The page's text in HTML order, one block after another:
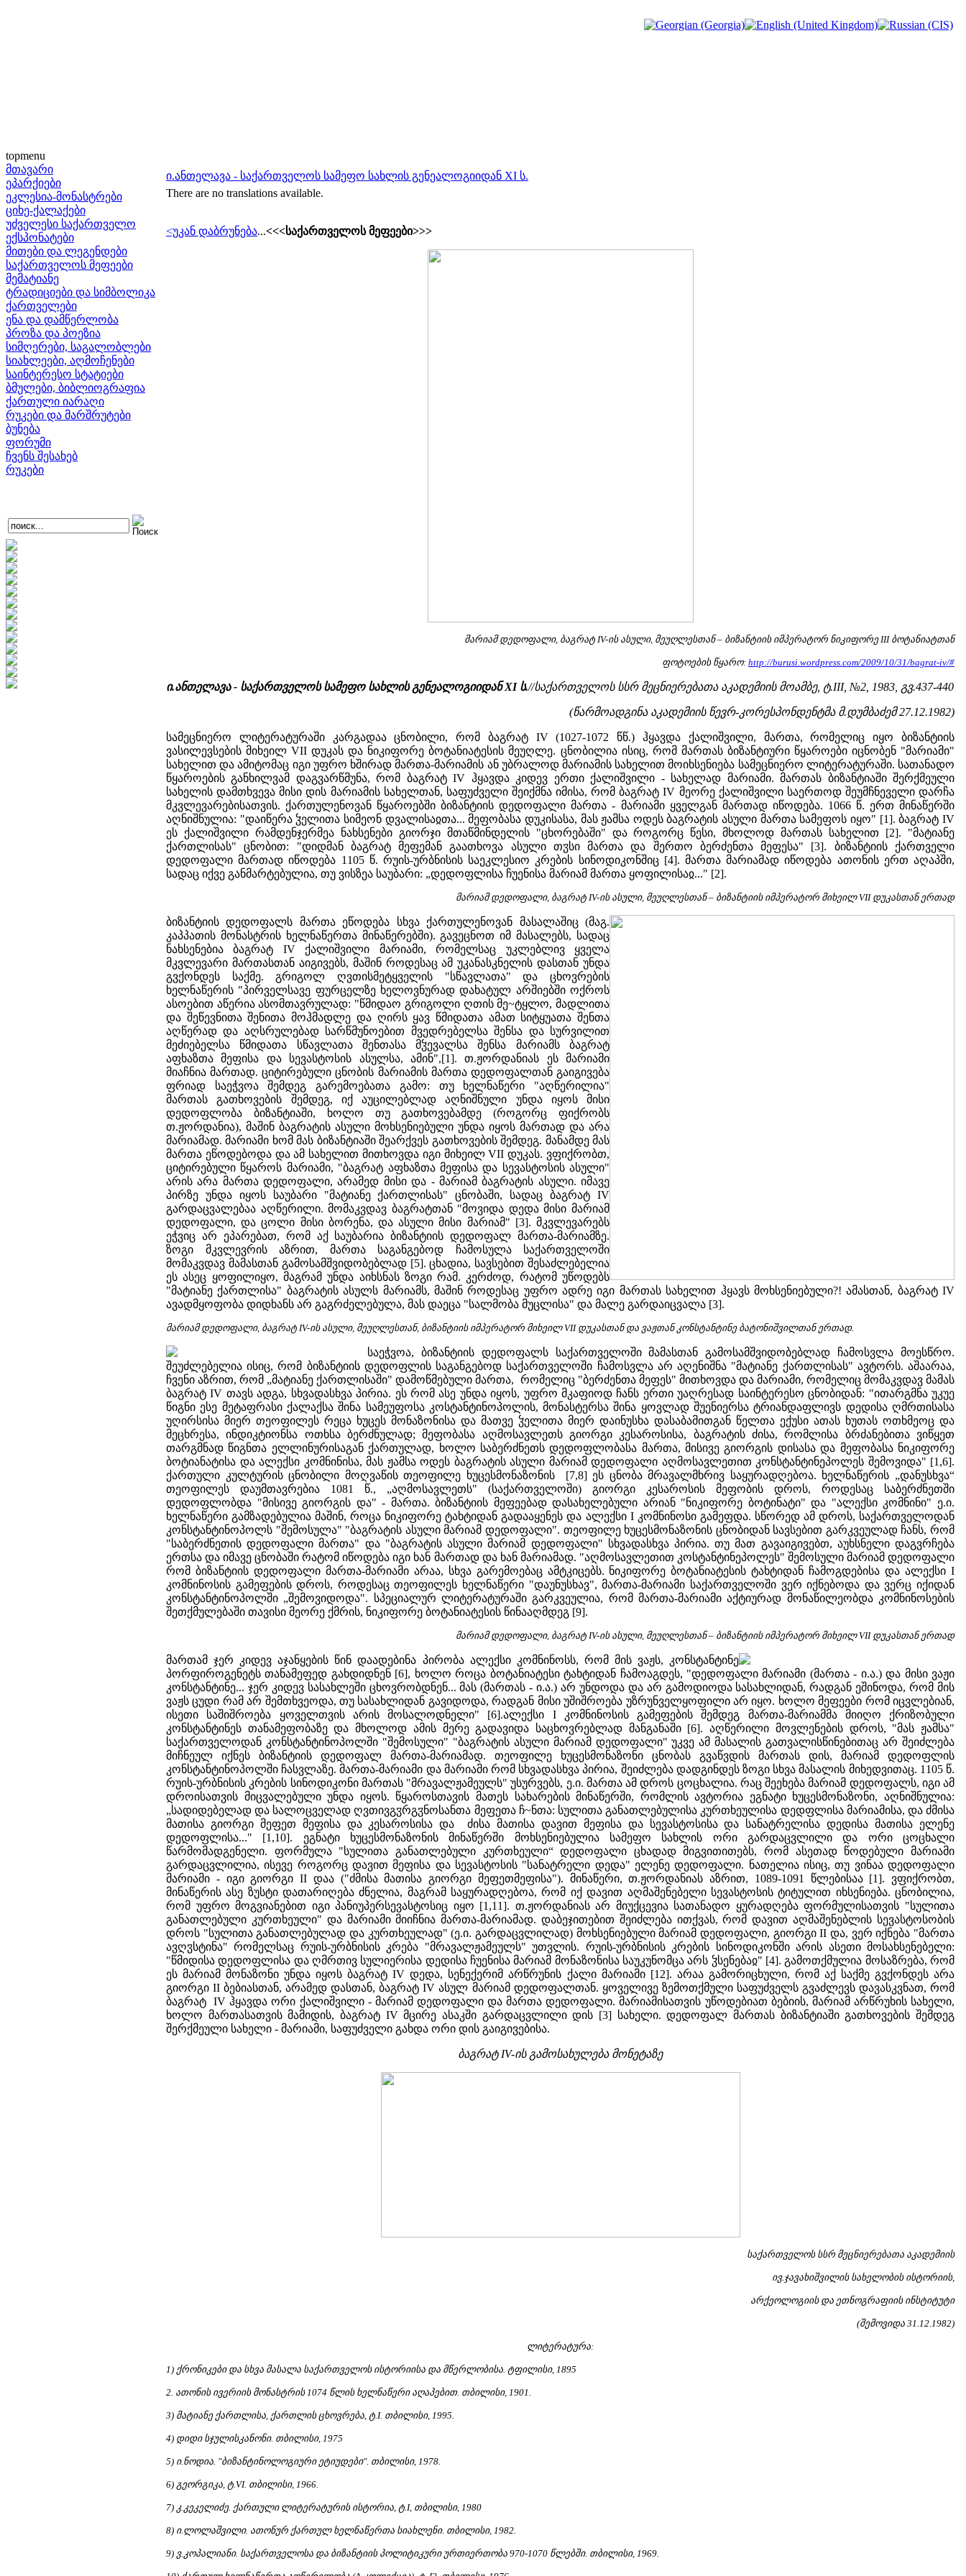
topmenu
მთავარი
ეპარქიები
ეკლესია-მონასტრები
ციხე-ქალაქები
უძველესი საქართველო
ექსპონატები
მითები და ლეგენდები
საქართველოს მეფეები
მემატიანე
ტრადიციები და სიმბოლიკა
ქართველები
ენა და დამწერლობა
პროზა და პოეზია
სიმღერები, საგალობლები
სიახლეები, აღმოჩენები
საინტერესო სტატიები
ბმულები, ბიბლიოგრაფია
ქართული იარაღი
რუკები და მარშრუტები
ბუნება
ფორუმი
ჩვენს შესახებ
რუკები
ი.ანთელავა - საქართველოს სამეფო სახლის გენეალოგიიდან XI ს.
There are no translations available.
<უკან დაბრუნება...<<<საქართველოს მეფეები>>>
მარიამ დედოფალი, ბაგრატ IV-ის ასული, მეუღლესთან – ბიზანტიის იმპერატორ ნიკიფორე III ბოტანიატთან
ფოტოების წყარო: http://burusi.wordpress.com/2009/10/31/bagrat-iv/#
ი.ანთელავა - საქართველოს სამეფო სახლის გენეალოგიიდან XI ს.//საქართველოს სსრ მეცნიერებათა აკადემიის მოამბე, ტ.III, №2, 1983, გვ.437-440
(წარმოადგინა აკადემიის წევრ-კორესპონდენტმა მ.დუმბაძემ 27.12.1982)
სამეცნიერო ლიტერატურაში კარგადაა ცნობილი, რომ ბაგრატ IV (1027-1072 წწ.) ჰყავდა ქალიშვილი, მართა, რომელიც იყო ბიზანტიის
ვასილევსების მიხეილ VII დუკას და ნიკიფორე ბოტანიატესის მეუღლე. ცნობილია ისიც, რომ მართას ბიზანტიური წყაროები იცნობენ "მარიამი"
სახელით და ამიტომაც იგი უფრო ხშირად მართა-მარიამის ან უბრალოდ მარიამის სახელით მოიხსენიება სამეცნიერო ლიტერატურაში. სათანადო
წყაროების განხილვამ დაგვარწმუნა, რომ ბაგრატ IV ჰყავდა კიდევ ერთი ქალიშვილი - სახელად მარიამი. მართას ბიზანტიაში შერქმეული
სახელის დამთხვევა მისი დის მარიამის სახელთან, საფუძველი შეიქმნა იმისა, რომ ბაგრატ IV მეორე ქალიშვილი საერთოდ შეუმჩნეველი დარჩა
მკვლევარებისათვის. ქართულენოვან წყაროებში ბიზანტიის დედოფალი მართა - მარიამი ყველგან მართად იწოდება. 1066 წ. ერთ მინაწერში
აღნიშნულია: "დაიწერა ჴელითა სიმეონ დვალისაჲთა... მეფობასა დუკისასა, მას ჟამსა ოდეს ბაგრატის ასული მართა სამეფოს იყო" [1]. ბაგრატ IV
ეს ქალიშვილი რამდენჯერმეა ნახსენები გიორჯი მთაწმინდელის "ცხორებაში" და როგორც წესი, მხოლოდ მართას სახელით [2]. "მატიანე
ქართლისას" ცნობით: "დიდმან ბაგრატ მეფემან გაათხოვა ასული თჳსი მართა და შერთო ბერძენთა მეფესა" [3]. ბიზანტიის ქართველი
დედოფალი მართად იწოდება 1105 წ. რუის-ურბნისის საეკლესიო კრების სინოდიკონშიც [4]. მართა მარიამად იწოდება ათონის ერთ აღაპში,
სადაც იქვე განმარტებულია, თუ ვისზეა საუბარი: „დედოფლისა ჩუენისა მარიამ მართა ყოფილისაჲ..." [2].
მარიამ დედოფალი, ბაგრატ IV-ის ასული, მეუღლესთან – ბიზანტიის იმპერატორ მიხეილ VII დუკასთან ერთად
ბიზანტიის დედოფალს მართა ეწოდება სხვა ქართულენოვან მასალაშიც (მაგ.
კაპპათის მონასტრის ხელნაწერთა მინაწერებში). გავეცნოთ იმ მასალებს, სადაც
ნახსენებია ბაგრატ IV ქალიშვილი მარიამი, რომელსაც უკლებლივ ყველა
მკვლევარი მართასთან აიგივებს, მაშინ როდესაც ამ უკანასკნელის დასთან უნდა
გვქონდეს საქმე. გრიგოლ ღვთისმეტყველის "სწავლათა" და ცხოვრების
ხელნაწერის "პირველსავე ფურცელზე ხელოვნურად დახატულ არშიებში ოქროს
ასოებით აწერია ასომთავრულად: "წმიდაო გრიგოლი ღთის მე~ტყლო, მადლითა
და შეწევნითა შენითა მოჰმადლე და ღირს ყავ წმიდათა ამათ სიტყუათა შენთა
აღწერად და აღსრულებად სარწმუნოებით მვედრებელსა შენსა და სურვილით
მეძიებელსა წმიდათა სწავლათა შენთასა მჴევალსა შენსა მარიამს ბაგრატ
აფხაზთა მეფისა და სევასტოსის ასულსა, ამინ",[1]. თ.ჟორდანიას ეს მარიამი
მიაჩნია მართად. ციტირებული ცნობის მარიამის მართა დედოფალთან გაიგივება
ფრიად საეჭვოა შემდეგ გარემოებათა გამო: თუ ხელნაწერი "აღწერილია"
მართას გათხოვების შემდეგ, იქ აუცილებლად აღნიშნული უნდა იყოს მისი
დედოფლობა ბიზანტიაში, ხოლო თუ გათხოვებამდე (როგორც ფიქრობს
თ.ჟორდანია), მაშინ ბაგრატის ასული მოხსენიებული უნდა იყოს მართად და არა
მარიამად. მარიამი ხომ მას ბიზანტიაში შეარქვეს გათხოვების შემდეგ. მანამდე მას
მართა ეწოდებოდა და ამ სახელით მითხოვდა იგი მიხეილ VII დუკას. ვფიქრობთ,
ციტირებული წყაროს მარიამი, "ბაგრატ აფხაზთა მეფისა და სევასტოსის ასული"
არის არა მართა დედოფალი, არამედ მისი და - მარიამ ბაგრატის ასული. იმავე
პირზე უნდა იყოს საუბარი "მატიანე ქართლისას" ცნობაში, სადაც ბაგრატ IV
გარდაცვალებაა აღწერილი. მომაკვდავ ბაგრატთან "მოვიდა დედა მისი მარიამ
დედოფალი, და ცოლი მისი ბორენა, და ასული მისი მარიამ" [3]. მკვლევარებს
ეჭვიც არ ეპარებათ, რომ აქ საუბარია ბიზანტიის დედოფალ მართა-მარიამზე.
ზოგი მკვლევრის აზრით, მართა საგანგებოდ ჩამოსულა საქართველოში
მომაკვდავ მამასთან გამოსამშვიდობებლად [5]. ცხადია, სავსებით შესაძლებელია
ეს ასეც ყოფილიყო, მაგრამ უნდა აიხსნას ზოგი რამ. კერძოდ, რატომ უწოდებს
"მატიანე ქართლისა" ბაგრატის ასულს მარიამს, მაშინ როდესაც უფრო ადრე იგი მართას სახელით ჰყავს მოხსენიებული?! ამასთან, ბაგრატ IV
ავადმყოფობა დიდხანს არ გაგრძელებულა, მას დაეცა "სალმობა მუცლისა" და მალე გარდაიცვალა [3].
მარიამ დედოფალი, ბაგრატ IV-ის ასული, მეუღლესთან, ბიზანტიის იმპერატორ მიხეილ VII დუკასთან და ვაჟთან კონსტანტინე ბატონიშვილთან ერთად.
საეჭვოა, ბიზანტიის დედოფალს საქართველოში მამასთან გამოსამშვიდობებლად ჩამოსვლა მოესწრო.
შეუძლებელია ისიც, რომ ბიზანტიის დედოფლის საგანგებოდ საქართველოში ჩამოსვლა არ აღენიშნა "მატიანე ქართლისას" ავტორს. აშაარაა,
ჩვენი აზრით, რომ „მატიანე ქართლისაში" დამოწმებული მართა, რომელიც "ბერძენთა მეფეს" მითხოვდა და მარიამი, რომელიც მომაკვდავ მამას
ბაგრატ IV თავს ადგა, სხვადასხვა პირია. ეს რომ ასე უნდა იყოს, უფრო მკაფიოდ ჩანს ერთი უაღრესად საინტერესო ცნობიდან: "ითარგმნა უკუე
წიგნი ესე მეტაფრასი ქალაქსა შინა სამეუფოსა კოსტანტინოპოლის, მონასტერსა შინა ყოვლად შუენიერსა ტრიანდაფლივს დედისა ღმრთისასა
უღირსისა მიერ თეოფილეს რეცა ხუცეს მონაზონისა და მათვე ჴელითა მიერ დაინუსხა დასაბამითგან წელთა ექუსი ათას ხუთას ოთხმეოც და
მეცხრესა, ინდიკტიონსა ოთხსა ბერძნულად; მეფობასა აღმოსავლეთს გიორგი კესაროსისა, ბაგრატის ძისა, რომლისა ბრძანებითა ვიწყეთ
თარგმნად წიგნთა ელლინურისაგან ქართულად, ხოლო საბერძნეთს დედოფლობასა მართა, მისივე გიორგის დისასა და მეფობასა ნიკიფორე
ბოტიანატისა და ალექსი კომნინისა, მას ჟამსა ოდეს ბაგრატის ასული მარიამ დედოფალი აღმოსავლეთით კონსტანტინეპოლეს შემოვიდა" [1,6].
ქართული კულტურის ცნობილი მოღვაწის თეოფილე ხუცესმონაზონის [7,8] ეს ცნობა მრავალმხრივ საყურადღებოა. ხელნაწერის „დანუსხვა“
თეოფილეს დაუმთავრებია 1081 წ., „აღმოსავლეთს" (საქართველოში) გიორგი კესაროსის მეფობის დროს, როდესაც საბერძნეთში
დედოფლობდა "მისივე გიორგის და" - მართა. ბიზანტიის მეფეებად დასახელებული არიან "ნიკიფორე ბოტინატი" და "ალექსი კომნინი" ე.ი.
ხელნაწერი გამზადებულია მაშინ, როცა ნიკიფორე ტახტიდან გადააყენეს და ალექსი I კომნინოსი გამეფდა. სწორედ ამ დროს, საქართველოდან
კონსტანტინოპოლს "შემოსულა" "ბაგრატის ასული მარიამ დედოფალი". თეოფილე ხუცესმონაზონის ცნობიდან სავსებით გარკვეულად ჩანს, რომ
"საბერძნეთის დედოფალი მართა" და "ბაგრატის ასული მარიამ დედოფალი" სხვადასხვა პირია. თუ მათ გავაიგივებთ, აუხსნელი დაგვრჩება
ერთსა და იმავე ცნობაში რატომ იწოდება იგი ხან მართად და ხან მარიამად. "აღმოსავლეთით კოსტანტინეპოლეს" შემოსული მარიამ დედოფალი
რომ ბიზანტიის დედოფალი მართა-მარიამი არაა, სხვა გარემოებაც ამტკიცებს. ნიკიფორე ბოტანიატესის ტახტიდან ჩამოგდებისა და ალექსი I
კომნინოსის გამეფების დროს, როდესაც თეოფილეს ხელნაწერი "დაუნუსხავ", მართა-მარიამი საქართველოში ვერ იქნებოდა და ვერც იქიდან
კონსტანტინოპოლში „შემოვიდოდა". სპეციალურ ლიტერატურაში გარკვეულია, რომ მართა-მარიამი აქტიურად მონაწილეობდა კომნინოსების
შეთქმულებაში თავისი მეორე ქმრის, ნიკიფორე ბოტანიატესის წინააღმდეგ [9].
მარიამ დედოფალი, ბაგრატ IV-ის ასული, მეუღლესთან – ბიზანტიის იმპერატორ მიხეილ VII დუკასთან ერთად
მართამ ჯერ კიდევ აჯანყების წინ დაადებინა პირობა ალექსი კომნინოსს, რომ მის ვაჟს, კონსტანტინე
პორფიროგენეტს თანამეფედ გახდიდნენ [6], ხოლო როცა ბოტანიატესი ტახტიდან ჩამოაგდეს, "დედოფალი მარიამი (მართა - ი.ა.) და მისი ვაჟი
კონსტანტინე... ჯერ კიდევ სასახლეში ცხოვრობდნენ... მას (მართას - ი.ა.) არ უნდოდა და არ გამოდიოდა სასახლიდან, რადგან ეშინოდა, რომ მის
ვაჟს ცუდი რამ არ შემთხვეოდა, თუ სასახლიდან გავიდოდა, რადგან მისი უშიშროება უზრუნველყოფილი არ იყო. ხოლო მეფეები რომ იცვლებიან,
ისეთი საშიშროება ყოველთვის არის მოსალოდნელი" [6].ალექსი I კომნინოსის გამეფების შემდეგ მართა-მარიამმა მიიღო ქრიზობული
კონსტანტინეს თანამეფობაზე და მხოლოდ ამის მერე გადავიდა საცხოვრებლად მანგანაში [6]. აღწერილი მოვლენების დროს, "მას ჟამსა"
საქართველოდან კონსტანტინოპოლში "შემოსული" "ბაგრატის ასული მარიამ დედოფალი" უკვე ამ მასალის გათვალისწინებითაც არ შეიძლება
მიჩნეულ იქნეს ბიზანტიის დედოფალ მართა-მარიამად. თეოფილე ხუცესმონაზონი ცნობას გვაწვდის მართას დის, მარიამ დედოფლის
კონსტანტინოპოლში ჩასვლაზე. მართა-მარიამი და მარიამი რომ სხვადასხვა პირია, შეიძლება დადგინდეს ზოგი სხვა მასალის მიხედვითაც. 1105 წ.
რუის-ურბნისის კრების სინოდიკონი მართას "მრავალჟამეულს" უსურვებს, ე.ი. მართა ამ დროს ცოცხალია. რაც შეეხება მარიამ დედოფალს, იგი ამ
დროისათვის მიცვალებული უნდა იყოს. წყაროსთავის მათეს სახარების მინაწერში, რომლის ავტორია ეგნატი ხუცესმონაზონი, აღნიშნულია:
„სადიდებელად და სალოცველად ღვთივგჳრგჳნოსანთა მეფეთა ჩ~ნთა: სულითა განათლებულისა კურთხეულისა დედფლისა მარიამისა, და ძმისა
მათისა გიორგი მეფეთ მეფისა და კესაროსისა და ძისა მათისა დავით მეფისა და სევასტოსისა და სანატრელისა დედისა მათისა ელენე
დედოფლისა..." [1,10]. ეგნატი ხუცესმონაზონის მინაწერში მოხსენიებულია სამეფო სახლის ორი გარდაცვლილი და ორი ცოცხალი
წარმომადგენელი. ფორმულა "სულითა განათლებული კურთხეული“ დედოფალი ცხადად მიგვითითებს, რომ ასეთად წოდებული მარიამი
გარდაცვლილია, ისევე როგორც დავით მეფისა და სევასტოსის "სანატრელი დედა" ელენე დედოფალი. ნათელია ისიც, თუ ვინაა დედოფალი
მარიამი - იგი გიორგი II დაა ("ძმისა მათისა გიორგი მეფეთმეფისა"). მინაწერი, თ.ჟორდანიას აზრით, 1089-1091 წლებისაა [1]. ვფიქრობთ,
მინაწერის ასე ზუსტი დათარიღება ძნელია, მაგრამ საყურადღებოა, რომ იქ დავით აღმაშენებელი სევასტოსის ტიტულით იხსენიება. ცნობილია,
რომ უფრო მოგვიანებით იგი პანიუპერსევასტოსიც იყო [1,11]. თ.ჟორდანიას არ მიუქცევია სათანადო ყურადღება ფორმულისათვის "სულითა
განათლებული კურთხეული" და მარიამი მიიჩნია მართა-მარიამად. დაბეჯითებით შეიძლება ითქვას, რომ დავით აღმაშენებლის სევასტოსობის
დროს "სულითა განათლებულად და კურთხეულად" (ე.ი. გარდაცვლილად) მოხსენიებული მარიამ დედოფალი, გიორგი II და, ვერ იქნება "მართა
ავღჳსტინა" რომელსაც რუის-ურბნისის კრება "მრავალჟამეულს" უთვლის. რუის-ურბნისის კრების სინოდიკონში არის ასეთი მოსახსენებელი:
"წმიდისა დედოფლისა და ღმრთივ სულიერისა დედისა ჩუენისა მარიამ მონაზონისა საუკუნომცა არს ჴსენებაჲ" [4]. გამოთქმულია მოსაზრება, რომ
ეს მარიამ მონაზონი უნდა იყოს ბაგრატ IV დედა, სენექერიმ არწრუნის ქალი მარიამი [12]. არაა გამორიცხული, რომ აქ საქმე გვქონდეს არა
გიორგი II ბებიასთან, არამედ დასთან, ბაგრატ IV ასულ მარიამ დედოფალთან. ყოველივე ზემოთქმული საფუძველს გვაძლევს დავასკვნათ, რომ
ბაგრატ IV ჰყავდა ორი ქალიშვილი - მარიამ დედოფალი და მართა დედოფალი. მარიამისათვის უწოდებიათ ბებიის, მარიამ არწრუხის სახელი,
ხოლო მართასათვის მამიდის, ბაგრატ IV მცირე ასაკში გარდაცვლილი დის [3] სახელი. დედოფალ მართას ბიზანტიაში გათხოვების შემდეგ
შერქმეული სახელი - მარიამი, საფუძველი გახდა ორი დის გაიგივებისა.
ბაგრატ IV-ის გამოსახულება მონეტაზე
საქართველოს სსრ მეცნიერებათა აკადემიის
ივ.ჯავახიშვილის სახელობის ისტორიის,
არქეოლოგიის და ეთნოგრაფიის ინსტიტუტი
(შემოვიდა 31.12.1982)
ლიტერატურა:
1) ქრონიკები და სხვა მასალა საქართველოს ისტორიისა და მწერლობისა. ტფილისი, 1895
2. ათონის ივერიის მონასტრის 1074 წლის ხელნაწერი აღაპებით. თბილისი, 1901.
3) მატიანე ქართლისა, ქართლის ცხოვრება, ტ.I. თბილისი, 1995.
4) დიდი სჯულისკანონი. თბილისი, 1975
5) ი.ნოდია. "ბიზანტინოლოგიური ეტიუდები". თბილისი, 1978.
6) გეორგიკა, ტ.VI. თბილისი, 1966.
7) კ.კეკელიძე. ქართული ლიტერატურის ისტორია, ტ.I, თბილისი, 1980
8) ი.ლოლაშვილი. ათონურ ქართულ ხელნაწერთა სიახლენი. თბილისი, 1982.
9) ვ.კოპალიანი. საქართველოსა და ბიზანტიის პოლიტიკური ურთიერთობა 970-1070 წლებში. თბილისი, 1969.